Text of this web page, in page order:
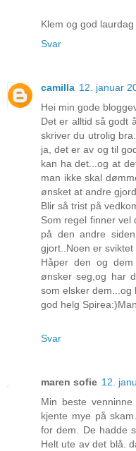
Klem og god laurdag
Svar
camilla 12. januar
Hei min gode
Det er alltid så godt
skriver du utrolig
ja, det er av og til
kan ha det...og at
man ikke skal
ønsket at andre
Blir så trist på
Som regel finner vel
på den andre
gjort..Noen er sviktet
Håper den og
ønsker seg,og har
som elsker dem...og
god helg
Svar
maren sofie 12.
Min beste
kjente mye på
for dem. De hadde
Helt ute av det blå.